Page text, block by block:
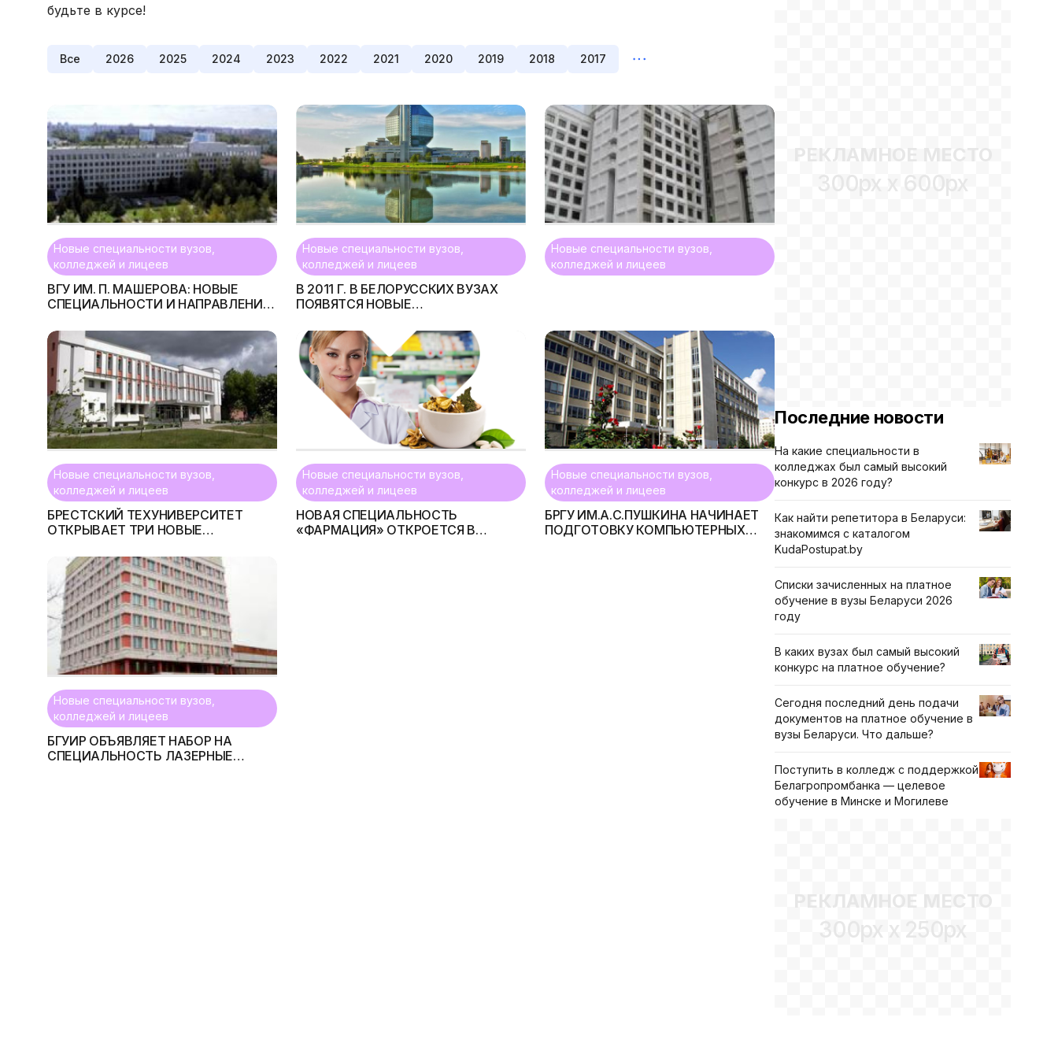
будьте в курсе!
Все 2026 2025 2024 2023 2022 2021 2020 2019 2018 2017
Новые специальности вузов,
колледжей и лицеев
ВГУ ИМ. П. МАШЕРОВА: НОВЫЕ
СПЕЦИАЛЬНОСТИ И НАПРАВЛЕНИЯ
Новые специальности вузов,
колледжей и лицеев
В 2011 Г. В БЕЛОРУССКИХ ВУЗАХ
ПОЯВЯТСЯ НОВЫЕ
Новые специальности вузов,
колледжей и лицеев
Новые специальности вузов,
колледжей и лицеев
БРЕСТСКИЙ ТЕХУНИВЕРСИТЕТ
ОТКРЫВАЕТ ТРИ НОВЫЕ
Новые специальности вузов,
колледжей и лицеев
НОВАЯ СПЕЦИАЛЬНОСТЬ
«ФАРМАЦИЯ» ОТКРОЕТСЯ В
Новые специальности вузов,
колледжей и лицеев
БРГУ ИМ.А.С.ПУШКИНА НАЧИНАЕТ
ПОДГОТОВКУ КОМПЬЮТЕРНЫХ
Новые специальности вузов,
колледжей и лицеев
БГУИР ОБЪЯВЛЯЕТ НАБОР НА
СПЕЦИАЛЬНОСТЬ ЛАЗЕРНЫЕ
РЕКЛАМНОЕ МЕСТО
300px x 600px
Последние новости
На какие специальности в
колледжах был самый высокий
конкурс в 2026 году?
Как найти репетитора в Беларуси:
знакомимся с каталогом
KudaPostupat.by
Списки зачисленных на платное
обучение в вузы Беларуси 2026
году
В каких вузах был самый высокий
конкурс на платное обучение?
Сегодня последний день подачи
документов на платное обучение в
вузы Беларуси. Что дальше?
Поступить в колледж с поддержкой
Белагропромбанка — целевое
обучение в Минске и Могилеве
РЕКЛАМНОЕ МЕСТО
300px x 250px